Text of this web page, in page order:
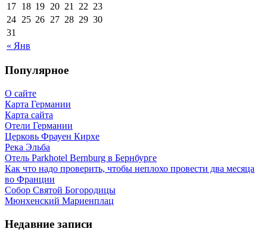
« Янв
17 18 19 20 21 22 23
24 25 26 27 28 29 30
31
Популярное
О сайте
Карта Германии
Карта сайта
Отели Германии
Церковь Фрауен Кирхе
Река Эльба
Отель Parkhotel Bernburg в Бернбурге
Как что надо проверить, чтобы неплохо провести два месяца
во Франции
Собор Святой Богородицы
Мюнхенский Мариенплац
Недавние записи